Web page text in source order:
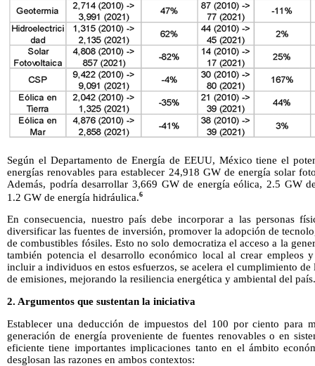
Según el Departamento de Energía de EEUU, México tiene el
energías renovables para establecer 24,918 GW de energía solar
Además, podría desarrollar 3,669 GW de energía eólica, 2.5 GW
1.2 GW de energía hidráulica.6
En consecuencia, nuestro país debe incorporar a las personas
diversificar las fuentes de inversión, promover la adopción de
de combustibles fósiles. Esto no solo democratiza el acceso a la
también potencia el desarrollo económico local al crear empleos
incluir a individuos en estos esfuerzos, se acelera el cumplimiento
de emisiones, mejorando la resiliencia energética y ambiental del país.
2. Argumentos que sustentan la iniciativa
Establecer una deducción de impuestos del 100 por ciento para
generación de energía proveniente de fuentes renovables o en
eficiente tiene importantes implicaciones tanto en el ámbito
desglosan las razones en ambos contextos: